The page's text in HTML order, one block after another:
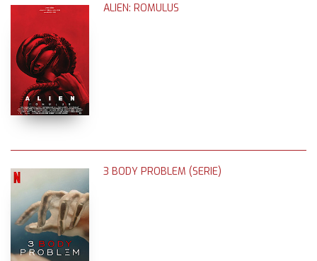
ALIEN: ROMULUS
3 BODY PROBLEM (SERIE)